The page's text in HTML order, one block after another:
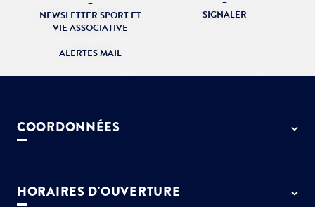
NEWSLETTER SPORT ET
VIE ASSOCIATIVE
–
ALERTES MAIL
SIGNALER
COORDONNÉES
01 64 13 55 55
HORAIRES D'OUVERTURE